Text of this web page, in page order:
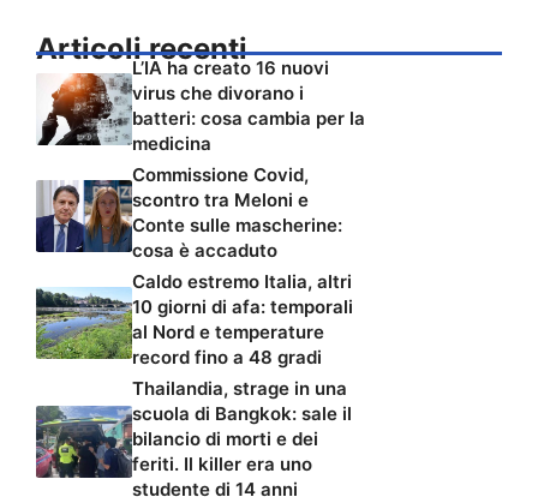
Articoli recenti
L’IA ha creato 16 nuovi
virus che divorano i
batteri: cosa cambia per la
medicina
Commissione Covid,
scontro tra Meloni e
Conte sulle mascherine:
cosa è accaduto
Caldo estremo Italia, altri
10 giorni di afa: temporali
al Nord e temperature
record fino a 48 gradi
Thailandia, strage in una
scuola di Bangkok: sale il
bilancio di morti e dei
feriti. Il killer era uno
studente di 14 anni